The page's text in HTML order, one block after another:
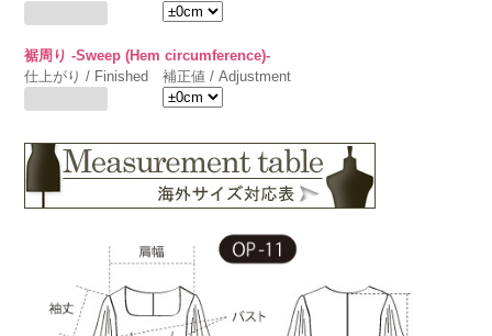
裾周り -Sweep (Hem circumference)-
仕上がり / Finished
補正値 / Adjustment